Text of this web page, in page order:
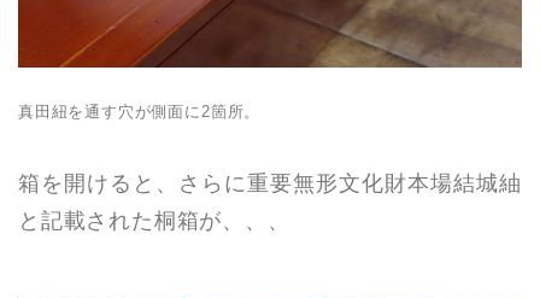
真田紐を通す穴が側面に2箇所。
箱を開けると、さらに重要無形文化財本場結城紬
と記載された桐箱が、、、